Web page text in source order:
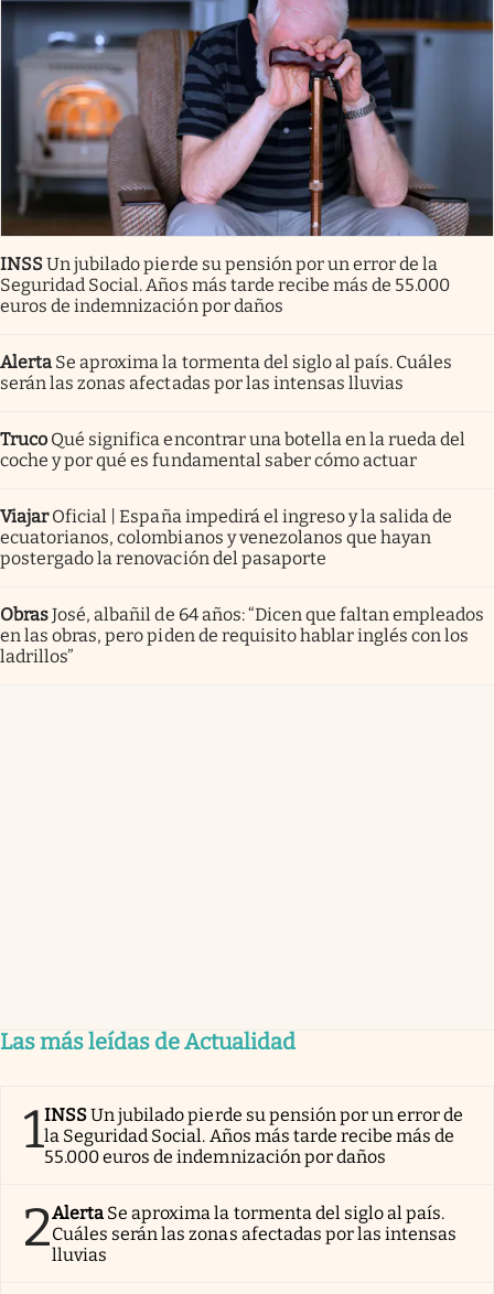
INSSUn jubilado pierde su pensión por un error de la
Seguridad Social. Años más tarde recibe más de 55.000
euros de indemnización por daños
Alerta Se aproxima la tormenta del siglo al país. Cuáles
serán las zonas afectadas por las intensas lluvias
Truco Qué significa encontrar una botella en la rueda del
coche y por qué es fundamental saber cómo actuar
Viajar Oficial | España impedirá el ingreso y la salida de
ecuatorianos, colombianos y venezolanos que hayan
postergado la renovación del pasaporte
ObrasJosé, albañil de 64 años: “Dicen que faltan empleados
en las obras, pero piden de requisito hablar inglés con los
ladrillos”
Las más leídas de Actualidad
1INSSUn jubilado pierde su pensión por un error de
la Seguridad Social. Años más tarde recibe más de
55.000 euros de indemnización por daños
2Alerta Se aproxima la tormenta del siglo al país.
Cuáles serán las zonas afectadas por las intensas
lluvias